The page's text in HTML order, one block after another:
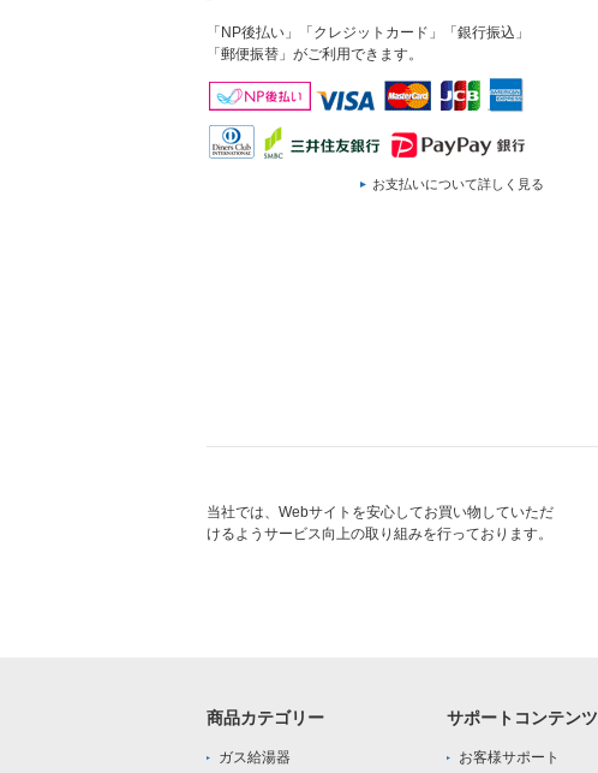
「NP後払い」「クレジットカード」「銀行振込」
「郵便振替」がご利用できます。
お支払いについて詳しく見る
当社では、Webサイトを安心してお買い物していただ
けるようサービス向上の取り組みを行っております。
商品カテゴリー
ガス給湯器
サポートコンテンツ
お客様サポート